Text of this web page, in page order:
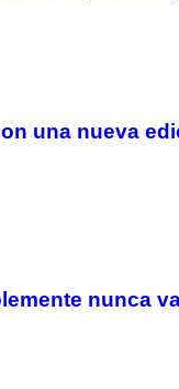
una nueva
nunca